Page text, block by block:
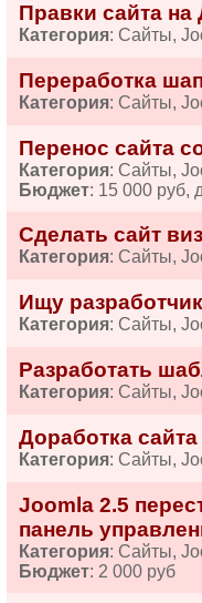
Правки сайта
Категория: Сайты,
Переработка
Категория: Сайты,
Перенос сайта
Категория: Сайты,
Бюджет: 15 000 руб,
Сделать сайт
Категория: Сайты,
Ищу
Категория: Сайты,
Разработать
Категория: Сайты,
Доработка
Категория: Сайты,
Joomla 2.5
панель
Категория: Сайты,
Бюджет: 2 000 руб